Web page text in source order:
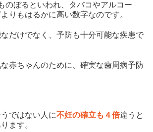
のぼるといわれ、タバコやアルコー
りもはるかに高い数字なのです。
だけでなく、予防も十分可能な疾患で
赤ちゃんのために、確実な歯周病予防
ではない人に不妊の確立も４倍違うと
ます。